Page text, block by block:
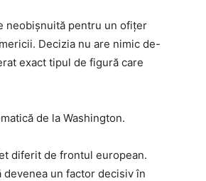
neobișnuită pentru un ofițer
Decizia nu are nimic de-
exact tipul de figură care
de la Washington.
diferit de frontul european.
un factor decisiv în